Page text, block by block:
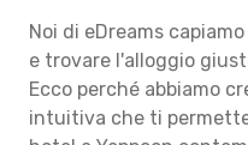
Noi di eDreams
e trovare l'alloggio
Ecco perché abbiamo
intuitiva che ti